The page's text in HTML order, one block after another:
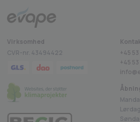
Virksomhed
CVR-nr. 43494422
+45
+45